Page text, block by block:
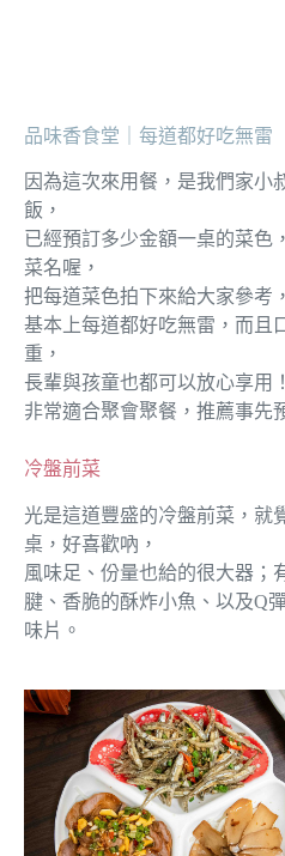
品味香食堂｜每道都好吃無雷
因為這次來用餐，是我們家小
飯，
已經預訂多少金額一桌的菜色
菜名喔，
把每道菜色拍下來給大家參考，
基本上每道都好吃無雷，而且
重，
長輩與孩童也都可以放心享用！
非常適合聚會聚餐，推薦事先
冷盤前菜
光是這道豐盛的冷盤前菜，就
桌，好喜歡吶，
風味足、份量也給的很大器；
腱、香脆的酥炸小魚、以及Q
味片。